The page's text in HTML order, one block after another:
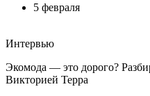
5 февраля
Интервью
Экомода — это дорого?
Викторией Терра